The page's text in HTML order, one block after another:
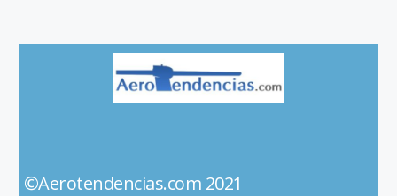
©Aerotendencias.com 2021